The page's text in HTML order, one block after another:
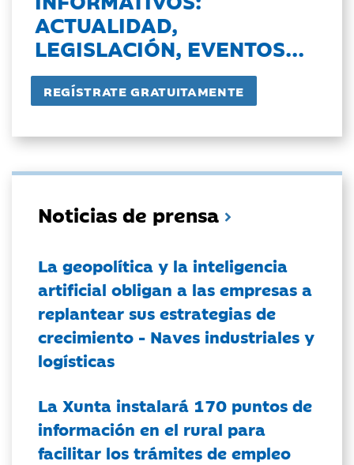
ACTUALIDAD,
LEGISLACIÓN, EVENTOS...
Noticias de prensa
La geopolítica y la inteligencia
artificial obligan a las empresas a
replantear sus estrategias de
crecimiento - Naves industriales y
logísticas
La Xunta instalará 170 puntos de
información en el rural para
facilitar los trámites de empleo